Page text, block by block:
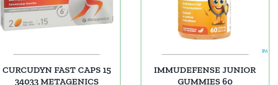
CURCUDYN FAST CAPS 15
34033 METAGENICS
IMMUDEFENSE JUNIOR
GUMMIES 60